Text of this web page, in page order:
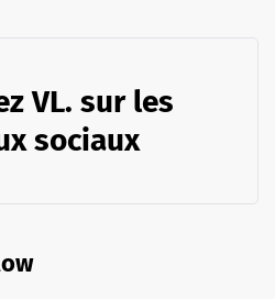
VL. sur les
sociaux